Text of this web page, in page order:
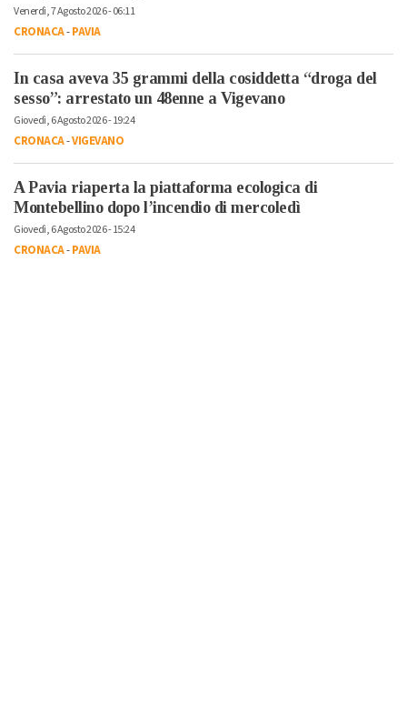
Venerdì, 7 Agosto 2026 - 06:11
CRONACA-PAVIA
In casa aveva 35 grammi della cosiddetta “droga del
sesso”: arrestato un 48enne a Vigevano
Giovedì, 6 Agosto 2026 - 19:24
CRONACA-VIGEVANO
A Pavia riaperta la piattaforma ecologica di
Montebellino dopo l’incendio di mercoledì
Giovedì, 6 Agosto 2026 - 15:24
CRONACA-PAVIA